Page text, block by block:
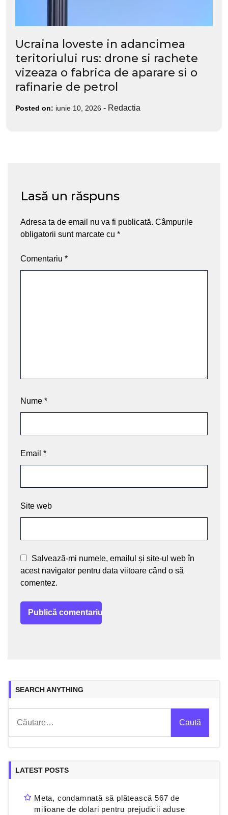
Ucraina loveste in adancimea
teritoriului rus: drone si rachete
vizeaza o fabrica de aparare si o
rafinarie de petrol
Posted on: iunie 10, 2026 - Redactia
Lasă un răspuns
Adresa ta de email nu va fi publicată. Câmpurile
obligatorii sunt marcate cu *
Comentariu *
Nume *
Email *
Site web
Salvează-mi numele, emailul și site-ul web în
acest navigator pentru data viitoare când o să
comentez.
SEARCH ANYTHING
după:
LATEST POSTS
Meta, condamnată să plătească 567 de
milioane de dolari pentru prejudicii aduse